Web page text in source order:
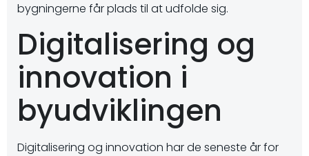
bygningerne får plads til at udfolde sig.
Digitalisering og
innovation i
byudviklingen
Digitalisering og innovation har de seneste år for